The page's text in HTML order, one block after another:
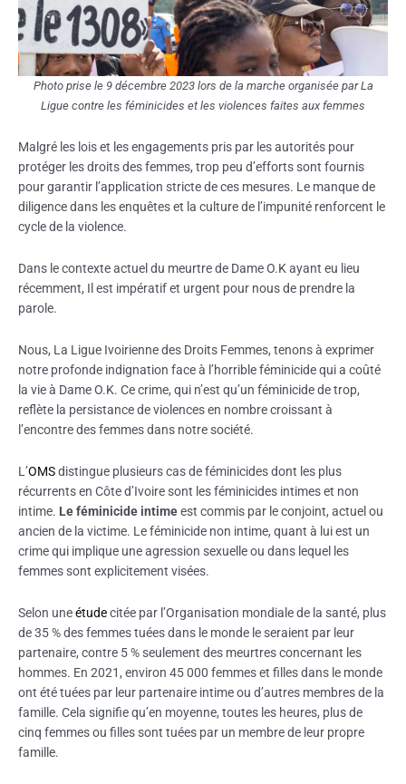
Photo prise le 9 décembre 2023 lors de la marche organisée par La
Ligue contre les féminicides et les violences faites aux femmes
Malgré les lois et les engagements pris par les autorités pour
protéger les droits des femmes, trop peu d’efforts sont fournis
pour garantir l’application stricte de ces mesures. Le manque de
diligence dans les enquêtes et la culture de l’impunité renforcent le
cycle de la violence.
Dans le contexte actuel du meurtre de Dame O.K ayant eu lieu
récemment, Il est impératif et urgent pour nous de prendre la
parole.
Nous, La Ligue Ivoirienne des Droits Femmes, tenons à exprimer
notre profonde indignation face à l’horrible féminicide qui a coûté
la vie à Dame O.K. Ce crime, qui n’est qu’un féminicide de trop,
reflète la persistance de violences en nombre croissant à
l’encontre des femmes dans notre société.
L’OMSdistingue plusieurs cas de féminicides dont les plus
récurrents en Côte d’Ivoire sont les féminicides intimes et non
intime. Le féminicide intimeest commis par le conjoint, actuel ou
ancien de la victime. Le féminicide non intime, quant à lui est un
crime qui implique une agression sexuelle ou dans lequel les
femmes sont explicitement visées.
Selon uneétudecitée par l’Organisation mondiale de la santé, plus
de 35 % des femmes tuées dans le monde le seraient par leur
partenaire, contre 5 % seulement des meurtres concernant les
hommes. En 2021, environ 45 000 femmes et filles dans le monde
ont été tuées par leur partenaire intime ou d’autres membres de la
famille. Cela signifie qu’en moyenne, toutes les heures, plus de
cinq femmes ou filles sont tuées par un membre de leur propre
famille.